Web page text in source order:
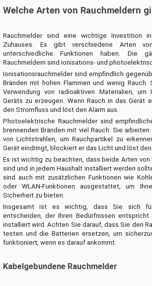
Welche Arten von Rauchmeldern
Rauchmelder sind eine wichtige Investition
Zuhauses. Es gibt verschiedene Arten
unterschiedliche Funktionen haben. Die
Rauchmeldern sind ionisations- und
Ionisationsrauchmelder sind empfindlich
Bränden mit hohen Flammen und wenig
Verwendung von radioaktiven Materialien,
Geräts zu erzeugen. Wenn Rauch in das Gerät
den Stromfluss und löst den Alarm aus.
Photoelektrische Rauchmelder sind
brennenden Bränden mit viel Rauch. Sie
von Lichtstrahlen, um Rauchpartikel zu
Gerät eindringt, blockiert er das Licht und löst den
Es ist wichtig zu beachten, dass beide Arten
sind und in jedem Haushalt installiert werden
sind auch mit zusätzlichen Funktionen wie
oder WLAN-Funktionen ausgestattet, um
Sicherheit zu bieten.
Insgesamt ist es wichtig, dass Sie sich für
entscheiden, der Ihren Bedürfnissen entspricht
installiert wird. Achten Sie darauf, dass Sie den
testen und die Batterien ersetzen, um
funktioniert, wenn es darauf ankommt.
Kabelgebundene Rauchmelder